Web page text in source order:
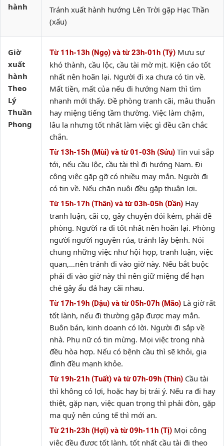
hành
Tránh xuất hành hướng Lên Trời gặp Hạc Thần
(xấu)
Giờ
xuất
hành
Theo
Lý
Thuần
Phong
Từ 11h-13h (Ngọ) và từ 23h-01h (Tý) Mưu sự
khó thành, cầu lộc, cầu tài mờ mịt. Kiện cáo tốt
nhất nên hoãn lại. Người đi xa chưa có tin về.
Mất tiền, mất của nếu đi hướng Nam thì tìm
nhanh mới thấy. Đề phòng tranh cãi, mâu thuẫn
hay miệng tiếng tầm thường. Việc làm chậm,
lâu la nhưng tốt nhất làm việc gì đều cần chắc
chắn.
Từ 13h-15h (Mùi) và từ 01-03h (Sửu) Tin vui sắp
tới, nếu cầu lộc, cầu tài thì đi hướng Nam. Đi
công việc gặp gỡ có nhiều may mắn. Người đi
có tin về. Nếu chăn nuôi đều gặp thuận lợi.
Từ 15h-17h (Thân) và từ 03h-05h (Dần) Hay
tranh luận, cãi cọ, gây chuyện đói kém, phải đề
phòng. Người ra đi tốt nhất nên hoãn lại. Phòng
người người nguyền rủa, tránh lây bệnh. Nói
chung những việc như hội họp, tranh luận, việc
quan,…nên tránh đi vào giờ này. Nếu bắt buộc
phải đi vào giờ này thì nên giữ miệng để hạn
ché gây ẩu đả hay cãi nhau.
Từ 17h-19h (Dậu) và từ 05h-07h (Mão) Là giờ rất
tốt lành, nếu đi thường gặp được may mắn.
Buôn bán, kinh doanh có lời. Người đi sắp về
nhà. Phụ nữ có tin mừng. Mọi việc trong nhà
đều hòa hợp. Nếu có bệnh cầu thì sẽ khỏi, gia
đình đều mạnh khỏe.
Từ 19h-21h (Tuất) và từ 07h-09h (Thìn) Cầu tài
thì không có lợi, hoặc hay bị trái ý. Nếu ra đi hay
thiệt, gặp nạn, việc quan trọng thì phải đòn, gặp
ma quỷ nên cúng tế thì mới an.
Từ 21h-23h (Hợi) và từ 09h-11h (Tị) Mọi công
việc đều được tốt lành, tốt nhất cầu tài đi theo